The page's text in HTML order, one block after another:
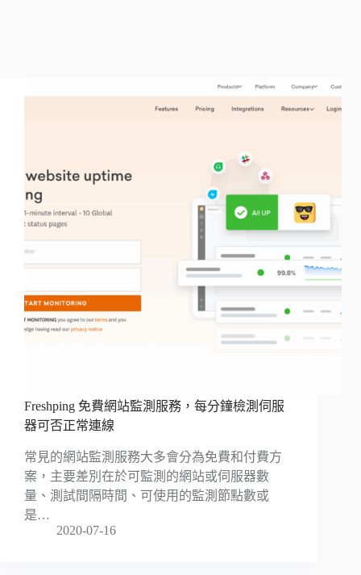
Freshping 免費網站監測服務，每分鐘檢測伺服
器可否正常連線
常見的網站監測服務大多會分為免費和付費方
案，主要差別在於可監測的網站或伺服器數
量、測試間隔時間、可使用的監測節點數或
是…
2020-07-16